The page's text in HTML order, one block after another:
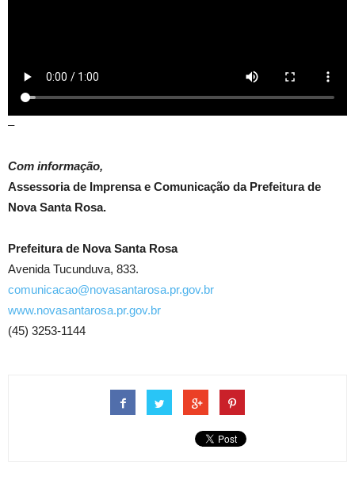
–
Com informação,
Assessoria de Imprensa e Comunicação da Prefeitura de
Nova Santa Rosa.
Prefeitura de Nova Santa Rosa
Avenida Tucunduva, 833.
comunicacao@novasantarosa.pr.gov.br
www.novasantarosa.pr.gov.br
(45) 3253-1144